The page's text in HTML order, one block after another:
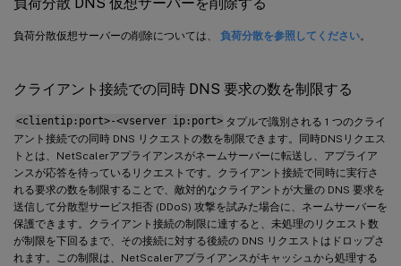
負荷分散仮想サーバーの削除については、 負荷分散を参照してください。
クライアント接続での同時 DNS 要求の数を制限する
<clientip:port>-<vserver ip:port> タプルで識別される 1 つのクライ
アント接続での同時 DNS リクエストの数を制限できます。同時DNSリクエス
トとは、NetScalerアプライアンスがネームサーバーに転送し、アプライア
ンスが応答を待っているリクエストです。クライアント接続で同時に実行さ
れる要求の数を制限することで、敵対的なクライアントが大量の DNS 要求を
送信して分散型サービス拒否 (DDoS) 攻撃を試みた場合に、ネームサーバーを
保護できます。クライアント接続の制限に達すると、未処理のリクエスト数
が制限を下回るまで、その接続に対する後続の DNS リクエストはドロップさ
れます。この制限は、NetScalerアプライアンスがキャッシュから処理する